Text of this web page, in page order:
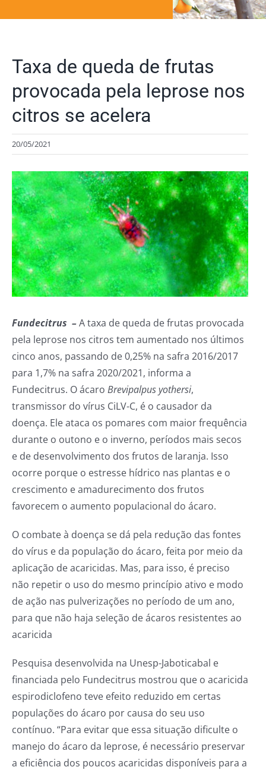
Taxa de queda de frutas
provocada pela leprose nos
citros se acelera
20/05/2021
View
Larger
Image
Fundecitrus –A taxa de queda de frutas provocada
pela leprose nos citros tem aumentado nos últimos
cinco anos, passando de 0,25% na safra 2016/2017
para 1,7% na safra 2020/2021, informa a
Fundecitrus. O ácaro Brevipalpus yothersi,
transmissor do vírus CiLV-C, é o causador da
doença. Ele ataca os pomares com maior frequência
durante o outono e o inverno, períodos mais secos
e de desenvolvimento dos frutos de laranja. Isso
ocorre porque o estresse hídrico nas plantas e o
crescimento e amadurecimento dos frutos
favorecem o aumento populacional do ácaro.
O combate à doença se dá pela redução das fontes
do vírus e da população do ácaro, feita por meio da
aplicação de acaricidas. Mas, para isso, é preciso
não repetir o uso do mesmo princípio ativo e modo
de ação nas pulverizações no período de um ano,
para que não haja seleção de ácaros resistentes ao
acaricida
Pesquisa desenvolvida na Unesp-Jaboticabal e
financiada pelo Fundecitrus mostrou que o acaricida
espirodiclofeno teve efeito reduzido em certas
populações do ácaro por causa do seu uso
contínuo. “Para evitar que essa situação dificulte o
manejo do ácaro da leprose, é necessário preservar
a eficiência dos poucos acaricidas disponíveis para a